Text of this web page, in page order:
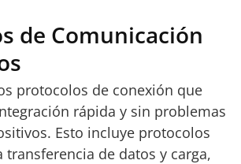
de Comunicación
protocolos de conexión que
rápida y sin problemas
Esto incluye protocolos
transferencia de datos y carga,